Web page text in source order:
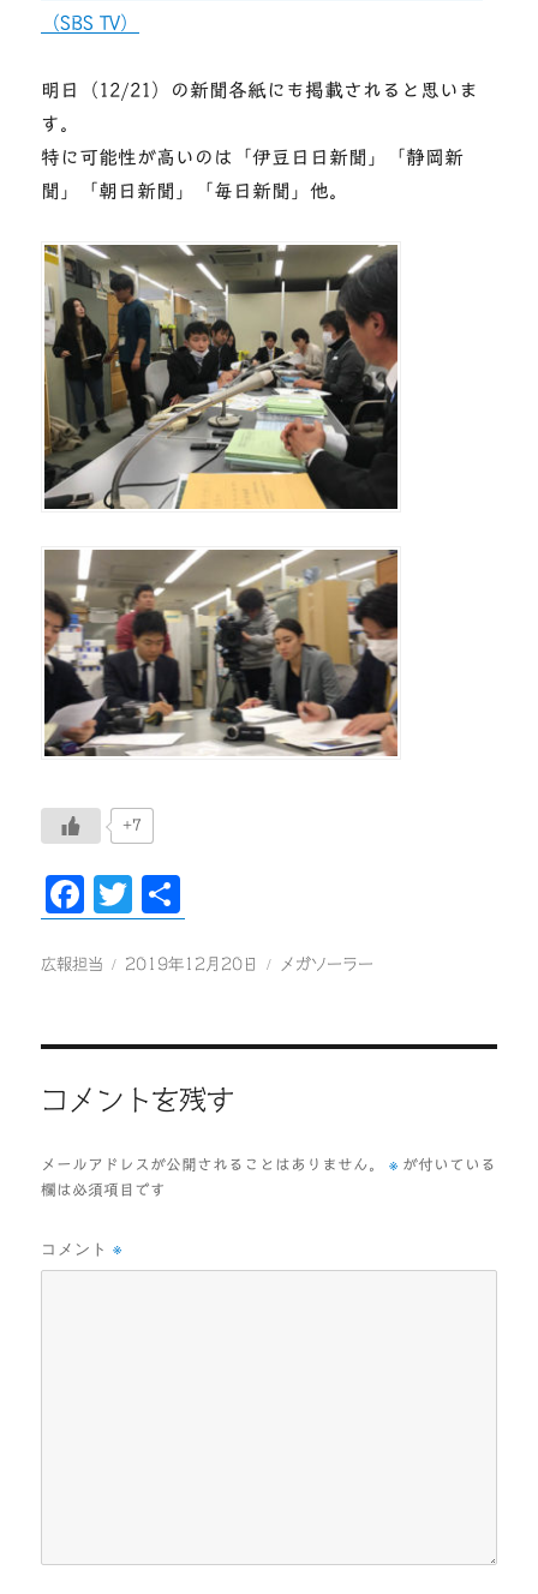
（SBS TV）
明日（12/21）の新聞各紙にも掲載されると思いま
す。
特に可能性が高いのは「伊豆日日新聞」「静岡新
聞」「朝日新聞」「毎日新聞」他。
+7
F
ac
eb
k
T
wi
tt
有
投
広報担当
投
2019年12月20日
カ
メガソーラー
コメントを残す
メールアドレスが公開されることはありません。 ※ が付いている
欄は必須項目です
コメント※